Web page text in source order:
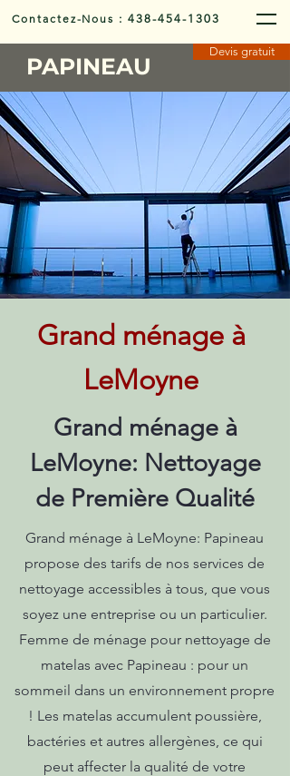
Contactez-Nous :438-454-1303
PAPINEAU
Devis gratuit
Grand ménage à
LeMoyne
Grand ménage à
LeMoyne: Nettoyage
de Première Qualité
Grand ménage à LeMoyne: Papineau
propose des tarifs de nos services de
nettoyage accessibles à tous, que vous
soyez une entreprise ou un particulier.
Femme de ménage pour nettoyage de
matelas avec Papineau : pour un
sommeil dans un environnement propre
! Les matelas accumulent poussière,
bactéries et autres allergènes, ce qui
peut affecter la qualité de votre